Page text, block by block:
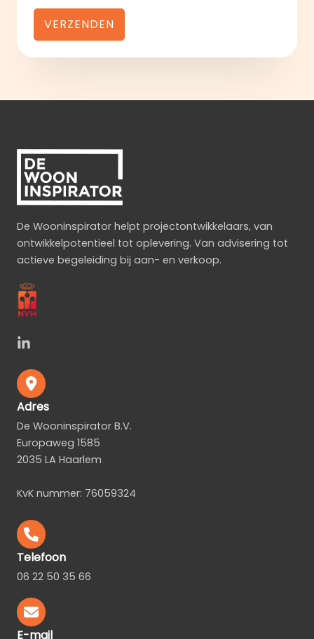
VERZENDEN
De Wooninspirator helpt projectontwikkelaars, van
ontwikkelpotentieel tot oplevering. Van advisering tot
actieve begeleiding bij aan- en verkoop.
Adres
De Wooninspirator B.V.
Europaweg 1585
2035 LA Haarlem
KvK nummer: 76059324
Telefoon
06 22 50 35 66
E-mail